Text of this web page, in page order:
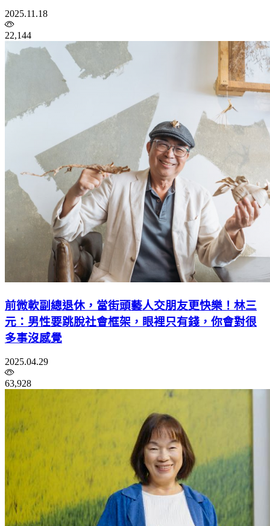
2025.11.18
22,144
前微軟副總退休，當街頭藝人交朋友更快樂！林三
元：男性要跳脫社會框架，眼裡只有錢，你會對很
多事沒感覺
2025.04.29
63,928